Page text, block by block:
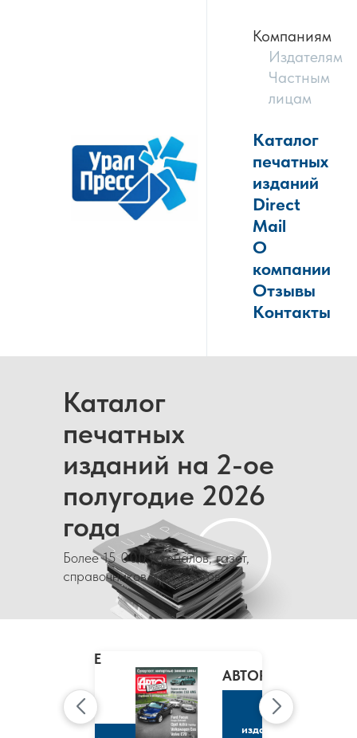
Компаниям
Издателям
Частным
лицам
Каталог
печатных
изданий
Direct
Mail
О
компании
Отзывы
Контакты
Каталог
печатных
изданий на 2-ое
полугодие 2026
года
Более 15 000 журналов, газет,
справочников и каталогов
CLAIRE
МАРИ
КЛЭР
АВТОРЕВЮ
К
изданию